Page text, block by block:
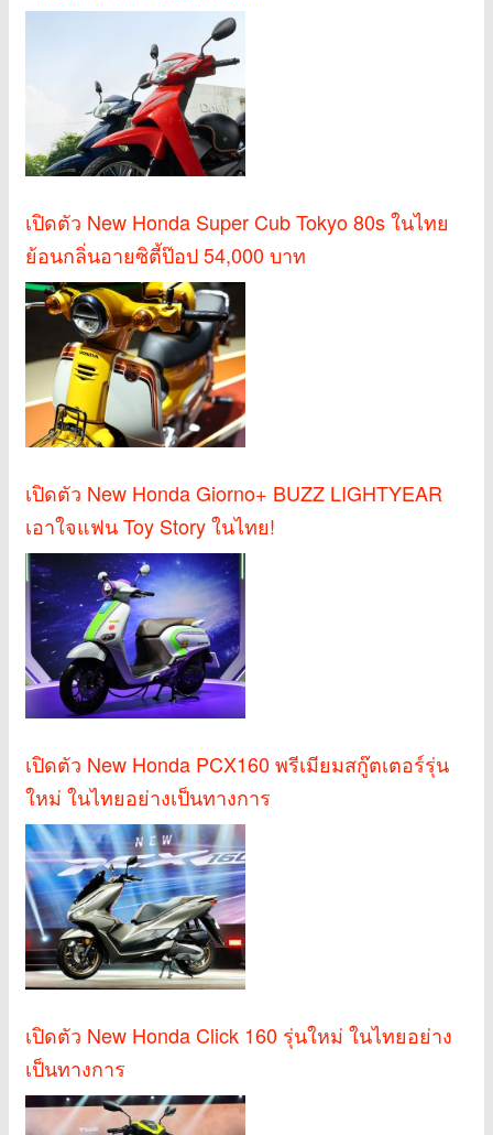
เปิดตัว New Honda Super Cub Tokyo 80s ในไทย
ย้อนกลิ่นอายซิตี้ป๊อป 54,000 บาท
เปิดตัว New Honda Giorno+ BUZZ LIGHTYEAR
เอาใจแฟน Toy Story ในไทย!
เปิดตัว New Honda PCX160 พรีเมียมสกู๊ตเตอร์รุ่น
ใหม่ ในไทยอย่างเป็นทางการ
เปิดตัว New Honda Click 160 รุ่นใหม่ ในไทยอย่าง
เป็นทางการ